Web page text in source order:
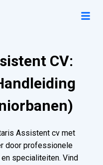
CV:
Assistent cv met
door professionele
specialiteiten. Vind